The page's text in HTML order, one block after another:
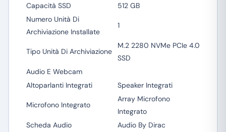
Capacità SSD
512 GB
Numero Unità Di
Archiviazione Installate
1
Tipo Unità Di Archiviazione
M.2 2280 NVMe PCIe 4.0
SSD
Audio E Webcam
Altoparlanti Integrati
Speaker Integrati
Microfono Integrato
Array Microfono
Integrato
Scheda Audio
Audio By Dirac